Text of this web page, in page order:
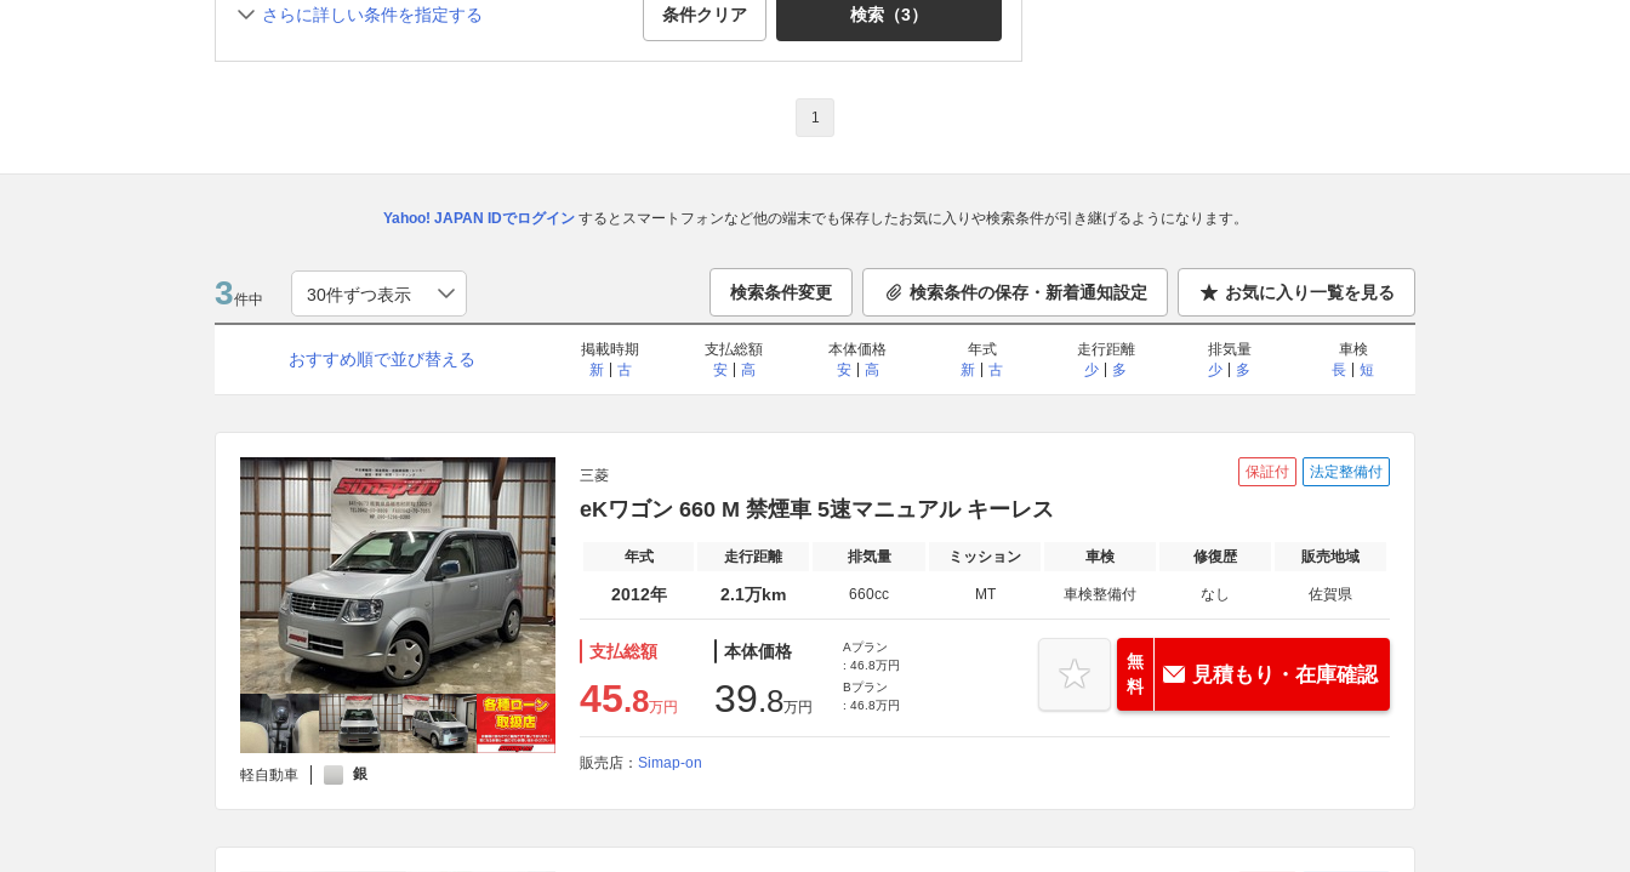
さらに詳しい条件を指定する 条件クリア 検索（3）
1
Yahoo! JAPAN IDでログインするとスマートフォンなど他の端末でも保存したお気に入りや検索条件が引き継げるようになります。
3件中 検索条件変更 検索条件の保存・新着通知設定 お気に入り一覧を見る
おすすめ順で並び替える
掲載時期
新
古
支払総額
安
高
本体価格
安
高
年式
新
古
走行距離
少
多
排気量
少
多
車検
長
短
軽自動車 銀
三菱 保証付 法定整備付
eKワゴン 660 M 禁煙車 5速マニュアル キーレス
年式 走行距離 排気量 ミッション 車検 修復歴 販売地域
2012年 2.1万km 660cc MT 車検整備付 なし 佐賀県
支払総額
45.8万円
本体価格
39.8万円
Aプラン
: 46.8万円
Bプラン
: 46.8万円
無
料
見積もり・在庫確認
販売店： Simap-on